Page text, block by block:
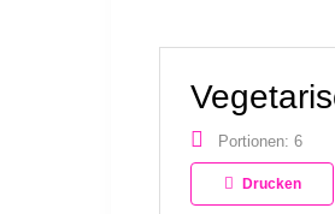
Portionen: 6
Drucken